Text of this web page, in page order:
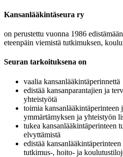
Kansanlääkintäseura ry
on perustettu vuonna 1986
eteenpäin viemistä tutkimuksen,
Seuran tarkoituksena on
vaalia kansanlääkintäperinnettä
edistää kansanparantajien ja
yhteistyötä
toimia kansanlääkintäperinteen
ymmärtämyksen ja yhteistyön
tukea kansanlääkintäperinteen
elvyttämistä
edistää
tutkimus-, hoito- ja